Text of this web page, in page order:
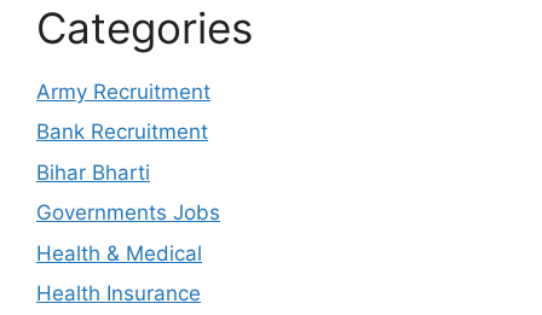
Categories
Army Recruitment
Bank Recruitment
Bihar Bharti
Governments Jobs
Health & Medical
Health Insurance